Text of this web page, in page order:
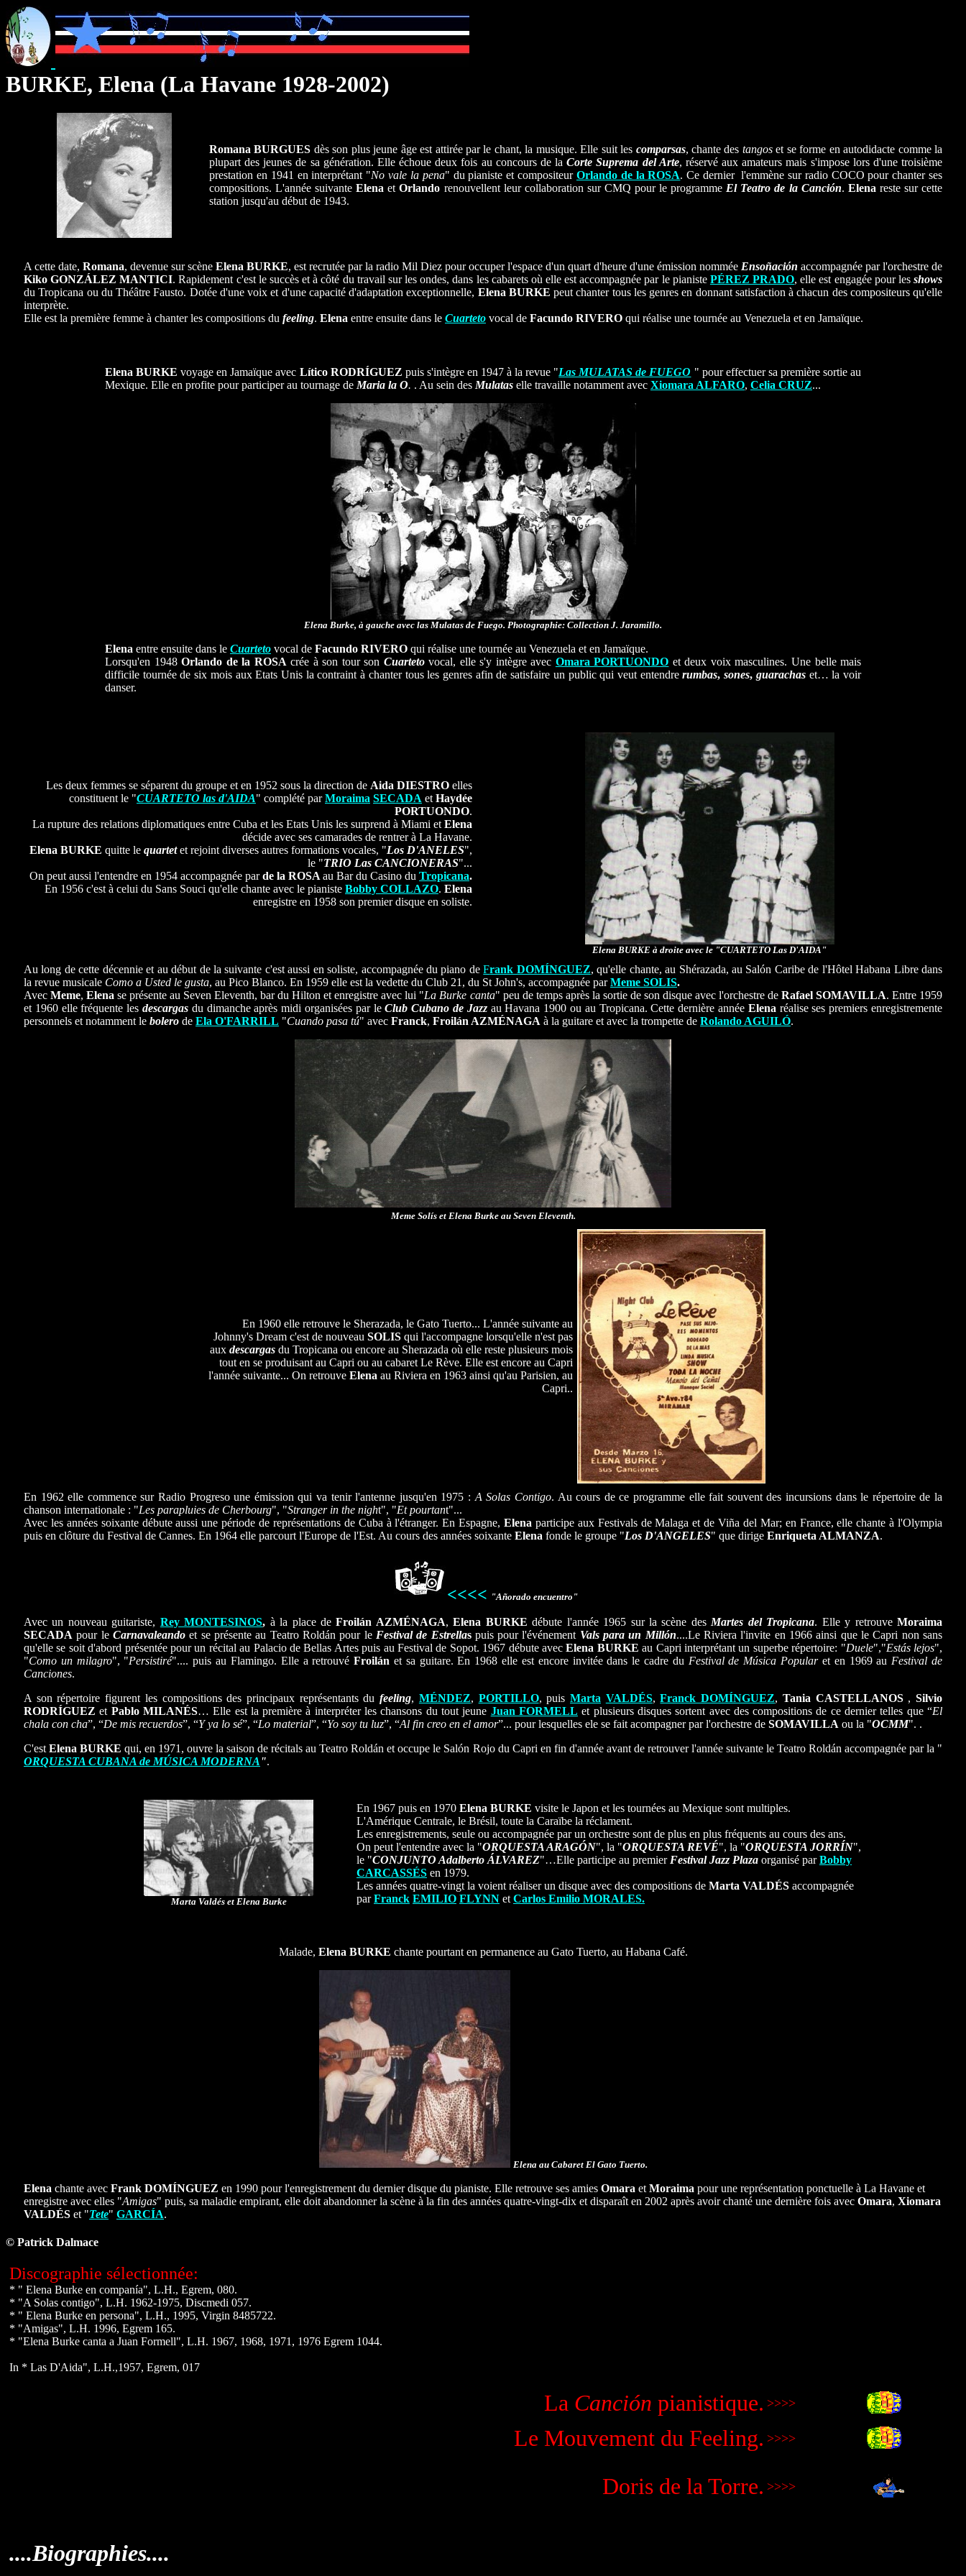
BURKE, Elena (La Havane 1928-2002)
Romana BURGUES dès son plus jeune âge est attirée par le chant, la musique. Elle suit les comparsas, chante des tangoset se forme en autodidacte comme la
plupart des jeunes de sa génération. Elle échoue deux fois au concours de laCorte Suprema del Arte, réservé aux amateurs mais s'impose lors d'une troisième
prestation en 1941 en interprétant "No vale la pena" du pianiste et compositeur Orlando de la ROSA. Ce dernier l'emmène sur radio COCO pour chanter ses
compositions. L'année suivanteElena etOrlando renouvellent leur collaboration sur CMQ pour le programme El Teatro de la Canción. Elena reste sur cette
station jusqu'au début de 1943.
A cette date, Romana, devenue sur scène Elena BURKE, est recrutée par la radio Mil Diez pour occuper l'espace d'un quart d'heure d'une émission nommée Ensoñación accompagnée par l'orchestre de
Kiko GONZÁLEZ MANTICI. Rapidement c'est le succès et à côté du travail sur les ondes, dans les cabarets où elle est accompagnée par le pianiste PÉREZ PRADO, elle est engagée pour les shows
du Tropicana ou du Théâtre Fausto. Dotée d'une voix et d'une capacité d'adaptation exceptionnelle, Elena BURKE peut chanter tous les genres en donnant satisfaction à chacun des compositeurs qu'elle
interprète.
Elle est la première femme à chanter les compositions du feeling. Elena entre ensuite dans le Cuarteto vocal de Facundo RIVERO qui réalise une tournée au Venezuela et en Jamaïque.
Elena BURKEvoyage en Jamaïque avec Lítico RODRÍGUEZ puis s'intègre en 1947 à la revue "Las MULATAS de FUEGO " pour effectuer sa première sortie au
Mexique. Elle en profite pour participer au tournage de Maria la O. . Au sein des Mulatas elle travaille notamment avec Xiomara ALFARO, Celia CRUZ...
Elena Burke, à gauche avec las Mulatas de Fuego. Photographie: Collection J. Jaramillo.
Elena entre ensuite dans le Cuarteto vocal de Facundo RIVERO qui réalise une tournée au Venezuela et en Jamaïque.
Lorsqu'en 1948Orlando de la ROSA crée à son tour son Cuartetovocal, elle s'y intègre avec Omara PORTUONDO et deux voix masculines. Une belle mais
difficile tournée de six mois aux Etats Unis la contraint à chanter tous les genres afin de satisfaire un public qui veut entendrerumbas,sones, guarachaset… la voir
danser.
Les deux femmes se séparent du groupe et en 1952 sous la direction de Aida DIESTRO elles
constituent le "CUARTETO las d'AIDA" complété parMoraima SECADA et Haydée
PORTUONDO.
La rupture des relations diplomatiques entre Cuba et les Etats Unis les surprend à Miami et Elena
décide avec ses camarades de rentrer à La Havane.
Elena BURKE quitte le quartetet rejoint diverses autres formations vocales, "Los D'ANELES",
le "TRIO Las CANCIONERAS"...
On peut aussi l'entendre en 1954 accompagnée parde la ROSA au Bar du Casino du Tropicana.
En 1956 c'est à celui du Sans Souci qu'elle chante avec le pianiste Bobby COLLAZO. Elena
enregistre en 1958 son premier disque en soliste.
Elena BURKE à droite avec le "CUARTETO Las D'AIDA"
Au long de cette décennie et au début de la suivante c'est aussi en soliste, accompagnée du piano deFrank DOMÍNGUEZ, qu'elle chante, au Shérazada, au Salón Caribe de l'Hôtel Habana Libre dans
la revue musicale Como a Usted le gusta, au Pico Blanco. En 1959 elle est la vedette du Club 21, du St John's, accompagnée parMeme SOLIS.
AvecMeme,Elena se présente au Seven Eleventh, bar du Hilton et enregistre avec lui "La Burke canta" peu de temps après la sortie de son disque avec l'orchestre de Rafael SOMAVILLA. Entre 1959
et 1960 elle fréquente les descargas du dimanche après midi organisées par leClub Cubano de Jazz au Havana 1900 ou au Tropicana. Cette dernière année Elena réalise ses premiers enregistremente
personnels et notamment le bolero de Ela O'FARRILL "Cuando pasa tú" avec Franck, Froilán AZMÉNAGA à la guitare et avec la trompette de Rolando AGUILÓ.
Meme Solís et Elena Burke au Seven Eleventh.
En 1960 elle retrouve le Sherazada, le Gato Tuerto... L'année suivante au
Johnny's Dream c'est de nouveau SOLIS qui l'accompagne lorsqu'elle n'est pas
aux descargas du Tropicana ou encore au Sherazada où elle reste plusieurs mois
tout en se produisant au Capri ou au cabaret Le Rève. Elle est encore au Capri
l'année suivante... On retrouve Elena au Riviera en 1963 ainsi qu'au Parisien, au
Capri..
En 1962 elle commence sur Radio Progreso une émission qui va tenir l'antenne jusqu'en 1975 : A Solas Contigo. Au cours de ce programme elle fait souvent des incursions dans le répertoire de la
chanson internationale : "Les parapluies de Cherbourg", "Stranger in the night", "Et pourtant"...
Avec les années soixante débute aussi une période de représentations de Cuba à l'étranger. En Espagne, Elena participe aux Festivals de Malaga et de Viña del Mar; en France, elle chante à l'Olympia
puis en clôture du Festival de Cannes. En 1964 elle parcourt l'Europe de l'Est. Au cours des années soixante Elena fonde le groupe "Los D'ANGELES" que dirige Enriqueta ALMANZA.
<<<< "Añorado encuentro"
Avec un nouveau guitariste, Rey MONTESINOS, à la place deFroilán AZMÉNAGA, Elena BURKE débute l'année 1965 sur la scène des Martes del Tropicana. Elle y retrouveMoraima
SECADA pour le Carnavaleandoet se présente au Teatro Roldán pour le Festival de Estrellaspuis pour l'événement Vals para un Millón....Le Riviera l'invite en 1966 ainsi que le Capri non sans
qu'elle se soit d'abord présentée pour un récital au Palacio de Bellas Artes puis au Festival de Sopot. 1967 débute avecElena BURKE au Capri interprétant un superbe répertoire: "Duele","Estás lejos",
"Como un milagro", "Persistiré".... puis au Flamingo. Elle a retrouvéFroilán et sa guitare. En 1968 elle est encore invitée dans le cadre du Festival de Música Popularet en 1969 au Festival de
Canciones.
A son répertoire figurent les compositions des principaux représentants dufeeling, MÉNDEZ, PORTILLO, puisMarta VALDÉS,Franck DOMÍNGUEZ, Tania CASTELLANOS,Silvio
RODRÍGUEZ et Pablo MILANÉS… Elle est la première à interpréter les chansons du tout jeune Juan FORMELL et plusieurs disques sortent avec des compositions de ce dernier telles que “El
chala con cha”, “De mis recuerdos”, “Y ya lo sé”, “Lo material”, “Yo soy tu luz”, “Al fin creo en el amor”... pour lesquelles ele se fait acompagner par l'orchestre de SOMAVILLA ou la "OCMM". .
C'estElena BURKE qui, en 1971, ouvre la saison de récitals au Teatro Roldán et occupe le Salón Rojo du Capri en fin d'année avant de retrouver l'année suivante le Teatro Roldán accompagnée par la "
ORQUESTA CUBANA de MÚSICA MODERNA ".
Marta Valdés et Elena Burke
En 1967 puis en 1970 Elena BURKE visite le Japon et les tournées au Mexique sont multiples.
L'Amérique Centrale, le Brésil, toute la Caraïbe la réclament.
Les enregistrements, seule ou accompagnée par un orchestre sont de plus en plus fréquents au cours des ans.
On peut l'entendre avec la "ORQUESTA ARAGÓN", la "ORQUESTA REVÉ", la "ORQUESTA JORRÍN",
le "CONJUNTO Adalberto ÁLVAREZ"…Elle participe au premier Festival Jazz Plaza organisé parBobby
CARCASSÉS en 1979.
Les années quatre-vingt la voient réaliser un disque avec des compositions de Marta VALDÉS accompagnée
parFranck EMILIO FLYNN et Carlos Emilio MORALES.
Malade, Elena BURKE chante pourtant en permanence au Gato Tuerto, au Habana Café.
Elena au Cabaret El Gato Tuerto.
Elena chante avec Frank DOMÍNGUEZ en 1990 pour l'enregistrement du dernier disque du pianiste. Elle retrouve ses amies Omara et Moraima pour une représentation ponctuelle à La Havane et
enregistre avec elles "Amigas" puis, sa maladie empirant, elle doit abandonner la scène à la fin des années quatre-vingt-dix et disparaît en 2002 après avoir chanté une dernière fois avec Omara, Xiomara
VALDÉS et "Tete" GARCÍA.
© Patrick Dalmace
Discographie sélectionnée:
* " Elena Burke en companía", L.H., Egrem, 080.
* "A Solas contigo", L.H. 1962-1975, Discmedi 057.
* " Elena Burke en persona", L.H., 1995, Virgin 8485722.
* "Amigas", L.H. 1996, Egrem 165.
* "Elena Burke canta a Juan Formell", L.H. 1967, 1968, 1971, 1976 Egrem 1044.
In * Las D'Aida", L.H.,1957, Egrem, 017
La Canción pianistique. >>>>
Le Mouvement du Feeling. >>>>
Doris de la Torre. >>>>
....Biographies....